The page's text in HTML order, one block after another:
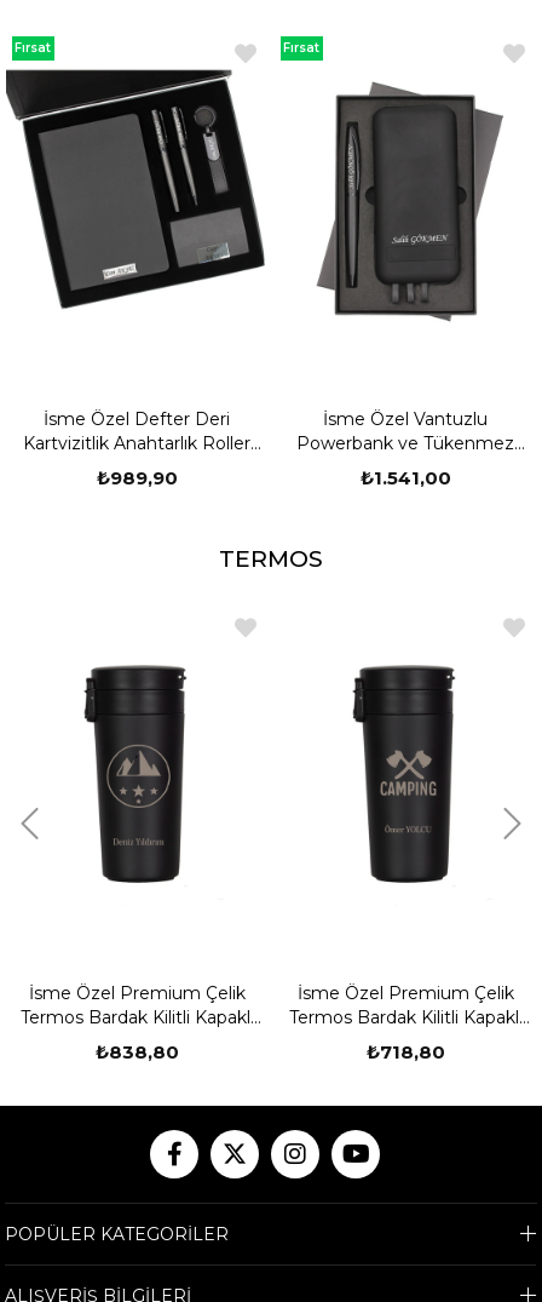
İsme Özel Defter Deri
Kartvizitlik Anahtarlık Roller
ve Tükenmez Kalem Seti
₺989,90
Fırsat
Ürünü
İsme Özel Vantuzlu
Powerbank ve Tükenmez
Kalem Seti Hediye Kutulu
₺1.541,00
Fırsat
TERMOS
İsme Özel Premium Çelik
Termos Bardak Kilitli Kapaklı
350 ML - Kamp Temalı
₺838,80
İsme Özel Premium Çelik
Termos Bardak Kilitli Kapaklı
350 ML - Camping
₺718,80
POPÜLER KATEGORİLER
ALIŞVERİŞ BİLGİLERİ